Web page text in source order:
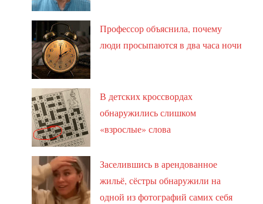
Профессор объяснила, почему
люди просыпаются в два часа ночи
В детских кроссвордах
обнаружились слишком
«взрослые» слова
Заселившись в арендованное
жильё, сёстры обнаружили на
одной из фотографий самих себя